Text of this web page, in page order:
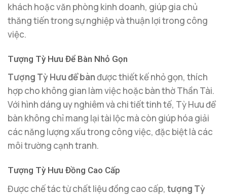
khách hoặc văn phòng kinh doanh, giúp gia chủ
thăng tiến trong sự nghiệp và thuận lợi trong công
việc.
Tượng Tỳ Hưu Để Bàn Nhỏ Gọn
Tượng Tỳ Hưu để bànđược thiết kế nhỏ gọn, thích
hợp cho không gian làm việc hoặc bàn thờ Thần Tài.
Với hình dáng uy nghiêm và chi tiết tinh tế, Tỳ Hưu để
bàn không chỉ mang lại tài lộc mà còn giúp hóa giải
các năng lượng xấu trong công việc, đặc biệt là các
môi trường cạnh tranh.
Tượng Tỳ Hưu Đồng Cao Cấp
Được chế tác từ chất liệu đồng cao cấp, tượng Tỳ